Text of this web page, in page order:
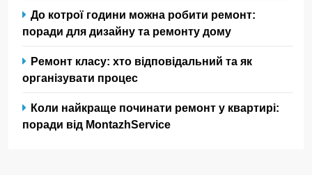
До котрої години можна робити ремонт:
поради для дизайну та ремонту дому
Ремонт класу: хто відповідальний та як
організувати процес
Коли найкраще починати ремонт у квартирі:
поради від MontazhService